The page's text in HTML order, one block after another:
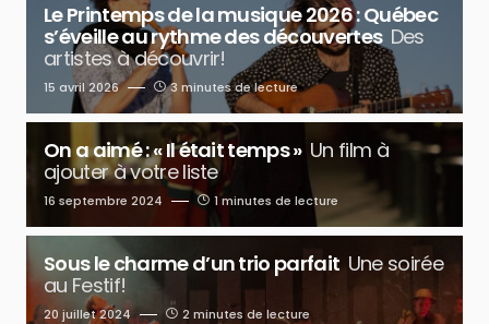
Le Printemps de la musique 2026 : Québec
s’éveille au rythme des découvertes Des
artistes à découvrir!
15 avril 2026 3 minutes de lecture
On a aimé : « Il était temps » Un film à
ajouter à votre liste
16 septembre 2024 1 minutes de lecture
Sous le charme d’un trio parfait Une soirée
au Festif!
20 juillet 2024 2 minutes de lecture